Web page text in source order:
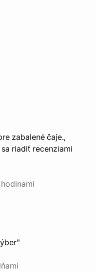
zabalené čaje.,
riadiť recenziami